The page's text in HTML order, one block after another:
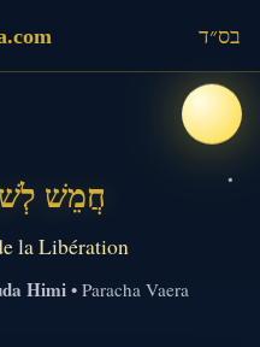
בס״ד
חֲמֵשׁ
la Libération
Himi• Paracha Vaera